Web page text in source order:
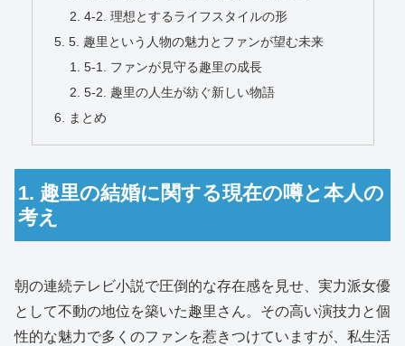
4-2. 理想とするライフスタイルの形
5. 趣里という人物の魅力とファンが望む未来
5-1. ファンが見守る趣里の成長
5-2. 趣里の人生が紡ぐ新しい物語
まとめ
1. 趣里の結婚に関する現在の噂と本人の
考え
朝の連続テレビ小説で圧倒的な存在感を見せ、実力派女優
として不動の地位を築いた趣里さん。その高い演技力と個
性的な魅力で多くのファンを惹きつけていますが、私生活